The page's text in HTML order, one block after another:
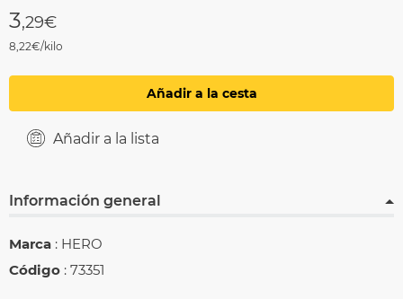
3,29€
8,22€/kilo
Añadir a la cesta
Añadir a la lista
Información general
Marca : HERO
Código : 73351